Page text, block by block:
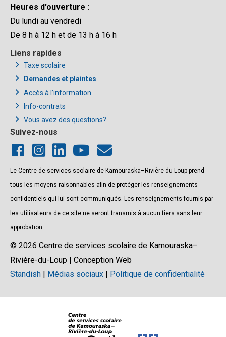
Heures d'ouverture :
Du lundi au vendredi
De 8 h à 12 h et de 13 h à 16 h
Liens rapides
Taxe scolaire
Demandes et plaintes
Accès à l’information
Info-contrats
Vous avez des questions?
Suivez-nous
Le Centre de services scolaire de Kamouraska–Rivière-du-Loup prend
tous les moyens raisonnables afin de protéger les renseignements
confidentiels qui lui sont communiqués. Les renseignements fournis par
les utilisateurs de ce site ne seront transmis à aucun tiers sans leur
approbation.
© 2026 Centre de services scolaire de Kamouraska–
Rivière-du-Loup | Conception Web
Standish
Médias sociaux Politique de confidentialité